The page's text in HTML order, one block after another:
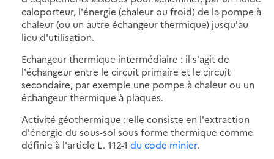
caloporteur, l'énergie (chaleur ou froid) de la pompe à
chaleur (ou un autre échangeur thermique) jusqu'au
lieu d'utilisation.
Echangeur thermique intermédiaire : il s'agit de
l'échangeur entre le circuit primaire et le circuit
secondaire, par exemple une pompe à chaleur ou un
échangeur thermique à plaques.
Activité géothermique : elle consiste en l'extraction
d'énergie du sous-sol sous forme thermique comme
définie à l'article L. 112-1 du code minier.